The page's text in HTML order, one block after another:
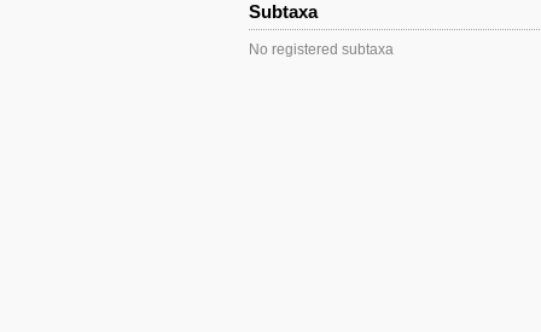
Subtaxa
No registered subtaxa